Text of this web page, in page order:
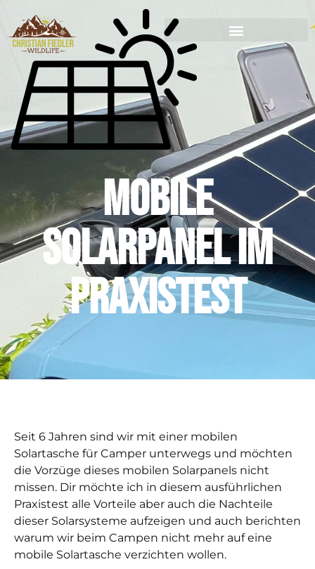
Mobile
Solarpanel im
Praxistest
Seit 6 Jahren sind wir mit einer mobilen
Solartasche für Camper unterwegs und möchten
die Vorzüge dieses mobilen Solarpanels nicht
missen. Dir möchte ich in diesem ausführlichen
Praxistest alle Vorteile aber auch die Nachteile
dieser Solarsysteme aufzeigen und auch berichten
warum wir beim Campen nicht mehr auf eine
mobile Solartasche verzichten wollen.